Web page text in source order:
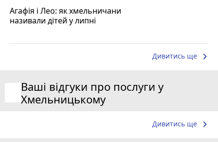
Агафія і Лео: як хмельничани
називали дітей у липні
Дивитись ще keyboard_arrow_right
Ваші відгуки про послуги у
Хмельницькому
Дивитись ще keyboard_arrow_right